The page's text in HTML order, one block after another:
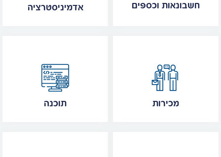
אדמיניסטרציה חשבונאות וכספים
תוכנה מכירות